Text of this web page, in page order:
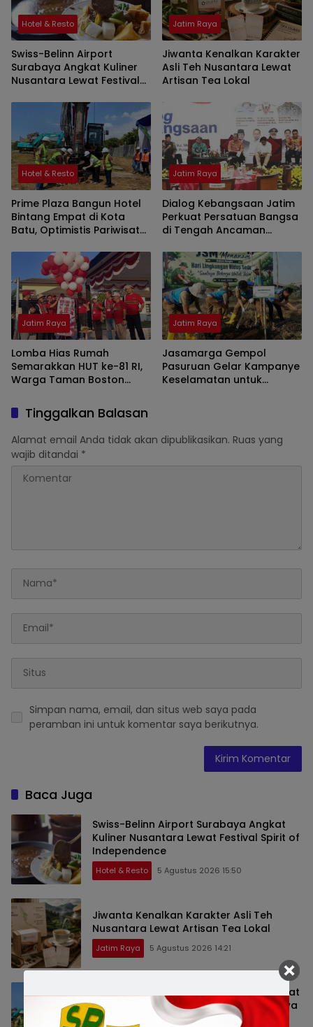
Hotel & Resto
Swiss-Belinn Airport
Surabaya Angkat Kuliner
Nusantara Lewat Festival
Jatim Raya
Jiwanta Kenalkan Karakter
Asli Teh Nusantara Lewat
Artisan Tea Lokal
Hotel & Resto
Prime Plaza Bangun Hotel
Bintang Empat di Kota
Batu, Optimistis Pariwisata
Jatim Raya
Dialog Kebangsaan Jatim
Perkuat Persatuan Bangsa
di Tengah Ancaman
Jatim Raya
Lomba Hias Rumah
Semarakkan HUT ke-81 RI,
Warga Taman Boston
Jatim Raya
Jasamarga Gempol
Pasuruan Gelar Kampanye
Keselamatan untuk
Tinggalkan Balasan
Alamat email Anda tidak akan dipublikasikan. Ruas yang
wajib ditandai *
Simpan nama, email, dan situs web saya pada
peramban ini untuk komentar saya berikutnya.
Baca Juga
Swiss-Belinn Airport Surabaya Angkat
Kuliner Nusantara Lewat Festival Spirit of
Independence
Hotel & Resto 5 Agustus 2026 15:50
Jiwanta Kenalkan Karakter Asli Teh
Nusantara Lewat Artisan Tea Lokal
Jatim Raya 5 Agustus 2026 14:21
Prime Plaza Bangun Hotel Bintang Empat
di Kota Batu, Optimistis Pariwisata Jawa
Timur Terus Tumbuh